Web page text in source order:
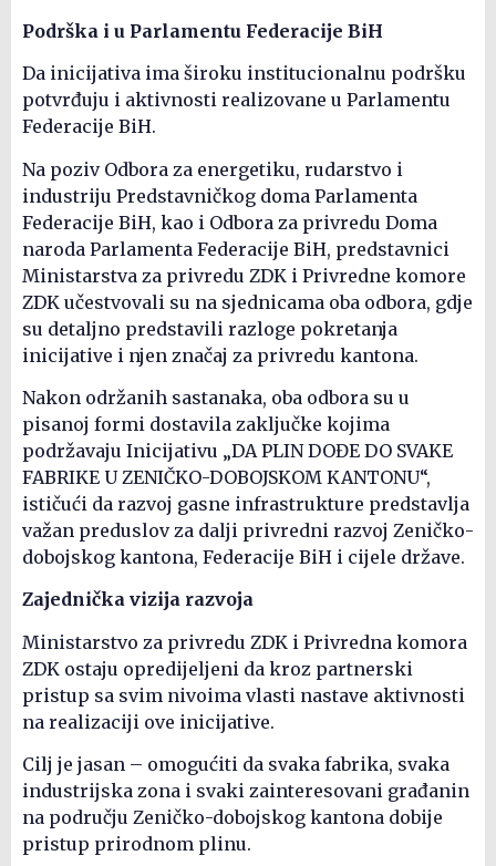
Podrška i u Parlamentu Federacije BiH
Da inicijativa ima široku institucionalnu podršku
potvrđuju i aktivnosti realizovane u Parlamentu
Federacije BiH.
Na poziv Odbora za energetiku, rudarstvo i
industriju Predstavničkog doma Parlamenta
Federacije BiH, kao i Odbora za privredu Doma
naroda Parlamenta Federacije BiH, predstavnici
Ministarstva za privredu ZDK i Privredne komore
ZDK učestvovali su na sjednicama oba odbora, gdje
su detaljno predstavili razloge pokretanja
inicijative i njen značaj za privredu kantona.
Nakon održanih sastanaka, oba odbora su u
pisanoj formi dostavila zaključke kojima
podržavaju Inicijativu „DA PLIN DOĐE DO SVAKE
FABRIKE U ZENIČKO-DOBOJSKOM KANTONU“,
ističući da razvoj gasne infrastrukture predstavlja
važan preduslov za dalji privredni razvoj Zeničko-
dobojskog kantona, Federacije BiH i cijele države.
Zajednička vizija razvoja
Ministarstvo za privredu ZDK i Privredna komora
ZDK ostaju opredijeljeni da kroz partnerski
pristup sa svim nivoima vlasti nastave aktivnosti
na realizaciji ove inicijative.
Cilj je jasan – omogućiti da svaka fabrika, svaka
industrijska zona i svaki zainteresovani građanin
na području Zeničko-dobojskog kantona dobije
pristup prirodnom plinu.